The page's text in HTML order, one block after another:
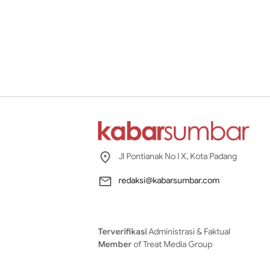
Jl Pontianak No I X, Kota Padang
redaksi@kabarsumbar.com
TerverifikasiAdministrasi & Faktual
Memberof Treat Media Group